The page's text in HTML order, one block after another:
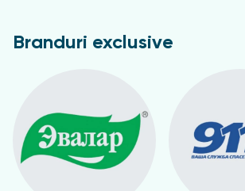
Branduri exclusive